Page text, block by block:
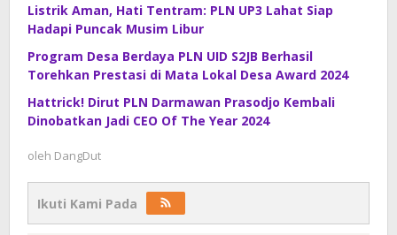
Listrik Aman, Hati Tentram: PLN UP3 Lahat Siap
Hadapi Puncak Musim Libur
Program Desa Berdaya PLN UID S2JB Berhasil
Torehkan Prestasi di Mata Lokal Desa Award 2024
Hattrick! Dirut PLN Darmawan Prasodjo Kembali
Dinobatkan Jadi CEO Of The Year 2024
oleh DangDut
Ikuti Kami Pada